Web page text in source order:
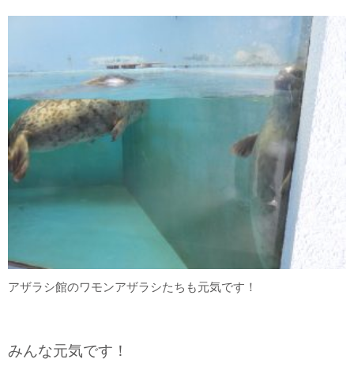
アザラシ館のワモンアザラシたちも元気です！
みんな元気です！